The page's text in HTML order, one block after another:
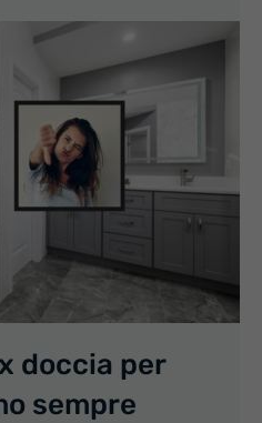
doccia per
sempre